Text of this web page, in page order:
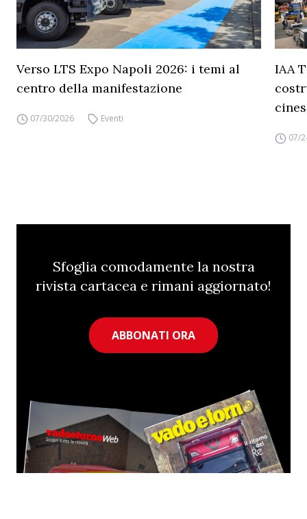
Verso LTS Expo Napoli 2026: i temi al
centro della manifestazione
07/30/2026 Eventi
IAA
07/
Sfoglia comodamente la nostra
rivista cartacea e rimani aggiornato!
ABBONATI ORA